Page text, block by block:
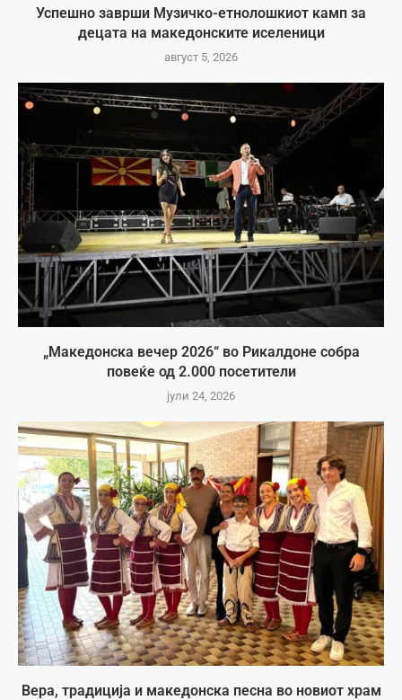
Успешно заврши Музичко-етнолошкиот камп за
децата на македонските иселеници
август 5, 2026
„Македонска вечер 2026“ во Рикалдоне собра
повеќе од 2.000 посетители
јули 24, 2026
Вера, традиција и македонска песна во новиот храм